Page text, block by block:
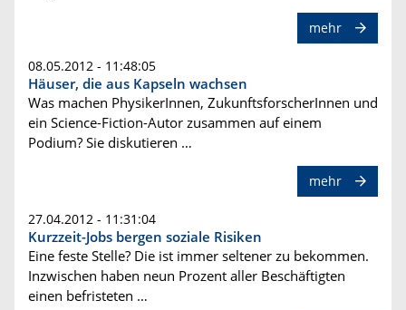
mehr
08.05.2012 - 11:48:05
Häuser, die aus Kapseln wachsen
Was machen PhysikerInnen, ZukunftsforscherInnen und
ein Science-Fiction-Autor zusammen auf einem
Podium? Sie diskutieren …
mehr
27.04.2012 - 11:31:04
Kurzzeit-Jobs bergen soziale Risiken
Eine feste Stelle? Die ist immer seltener zu bekommen.
Inzwischen haben neun Prozent aller Beschäftigten
einen befristeten …